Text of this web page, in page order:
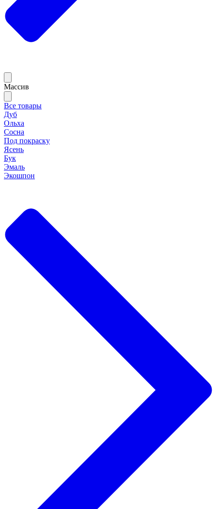
Массив
Все товары
Дуб
Ольха
Сосна
Под покраску
Ясень
Бук
Эмаль
Экошпон